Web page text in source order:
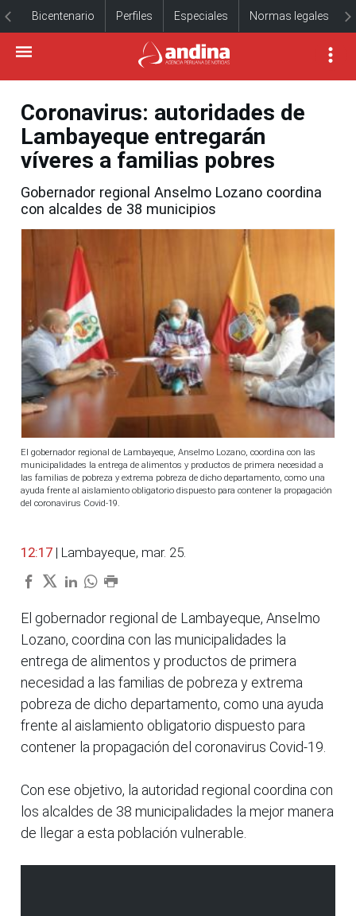
Bicentenario Perfiles Especiales Normas legales
Coronavirus: autoridades de
Lambayeque entregarán
víveres a familias pobres
Gobernador regional Anselmo Lozano coordina
con alcaldes de 38 municipios
El gobernador regional de Lambayeque, Anselmo Lozano, coordina con las
municipalidades la entrega de alimentos y productos de primera necesidad a
las familias de pobreza y extrema pobreza de dicho departamento, como una
ayuda frente al aislamiento obligatorio dispuesto para contener la propagación
del coronavirus Covid-19.
12:17 | Lambayeque, mar. 25.
El gobernador regional de Lambayeque, Anselmo
Lozano, coordina con las municipalidades la
entrega de alimentos y productos de primera
necesidad a las familias de pobreza y extrema
pobreza de dicho departamento, como una ayuda
frente al aislamiento obligatorio dispuesto para
contener la propagación del coronavirus Covid-19.
Con ese objetivo, la autoridad regional coordina con
los alcaldes de 38 municipalidades la mejor manera
de llegar a esta población vulnerable.